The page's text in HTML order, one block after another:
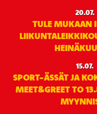
20.07.
TULE MUKAAN
15.07.
SPORT-ÄSSÄT JA
MEET&GREET TO